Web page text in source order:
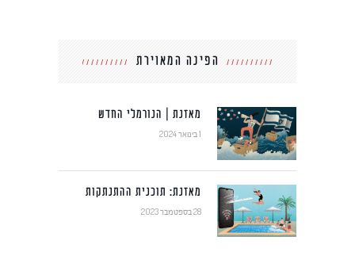
הפינה המאוירת
מאזנת | הנורמלי החדש
1 בינואר 2024
מאזנת: תוכנית ההתנתקות
28 בספטמבר 2023